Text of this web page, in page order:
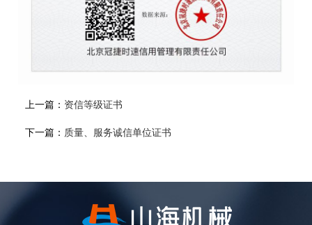
上一篇： 资信等级证书
下一篇： 质量、服务诚信单位证书